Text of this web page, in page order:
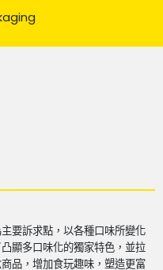
要訴求點，以各種口味所變化
顯多口味化的獨家特色，並拉
品，增加食玩趣味，塑造更富